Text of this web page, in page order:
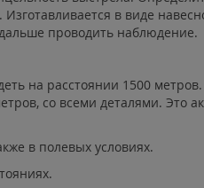
в виде
проводить наблюдение.
на расстоянии 1500
со всеми деталями. Это
в полевых условиях.